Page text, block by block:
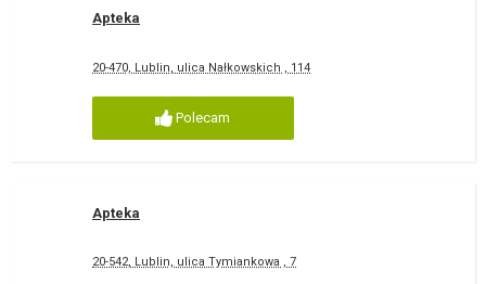
Apteka
20-470, Lublin, ulica Nałkowskich , 114
Polecam
Apteka
20-542, Lublin, ulica Tymiankowa , 7